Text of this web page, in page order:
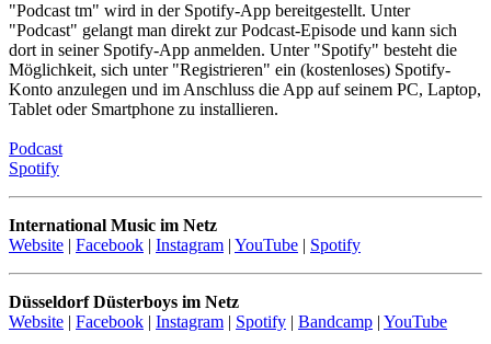
"Podcast tm" wird in der Spotify-App bereitgestellt. Unter
"Podcast" gelangt man direkt zur Podcast-Episode und kann sich
dort in seiner Spotify-App anmelden. Unter "Spotify" besteht die
Möglichkeit, sich unter "Registrieren" ein (kostenloses) Spotify-
Konto anzulegen und im Anschluss die App auf seinem PC, Laptop,
Tablet oder Smartphone zu installieren.
Podcast
Spotify
International Music im Netz
Website | Facebook | Instagram | YouTube | Spotify
Düsseldorf Düsterboys im Netz
Website | Facebook | Instagram | Spotify | Bandcamp | YouTube